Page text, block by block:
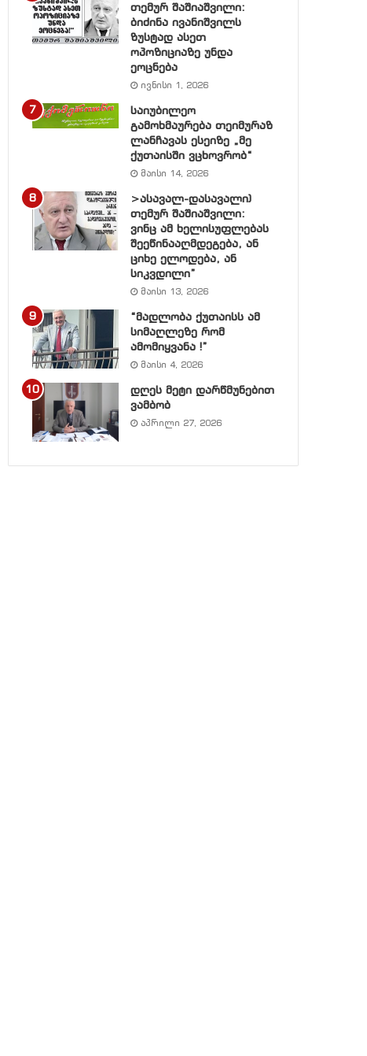
თემურ შაშიაშვილი:
ბიძინა ივანიშვილს
ზუსტად ასეთ
ოპოზიციაზე უნდა
ეოცნება
ივნისი 1, 2026
საიუბილეო
გამოხმაურება თეიმურაზ
ლანჩავას ესეიზე „მე
ქუთაისში ვცხოვრობ“
მაისი 14, 2026
>ასავალ-დასავალი)
თემურ შაშიაშვილი:
ვინც ამ ხელისუფლებას
შეეწინააღმდეგება, ან
ციხე ელოდება, ან
სიკვდილი”
მაისი 13, 2026
“მადლობა ქუთაისს ამ
სიმაღლეზე რომ
ამომიყვანა !”
მაისი 4, 2026
დღეს მეტი დარწმუნებით
ვამბობ
აპრილი 27, 2026